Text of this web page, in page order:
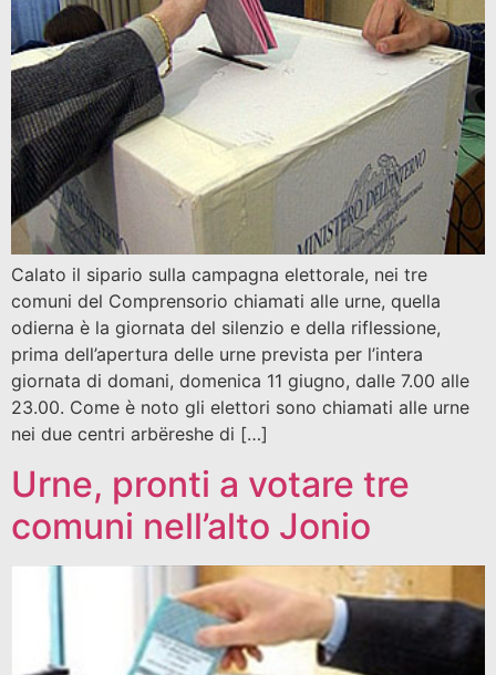
Calato il sipario sulla campagna elettorale, nei tre
comuni del Comprensorio chiamati alle urne, quella
odierna è la giornata del silenzio e della riflessione,
prima dell’apertura delle urne prevista per l’intera
giornata di domani, domenica 11 giugno, dalle 7.00 alle
23.00. Come è noto gli elettori sono chiamati alle urne
nei due centri arbëreshe di […]
Urne, pronti a votare tre
comuni nell’alto Jonio